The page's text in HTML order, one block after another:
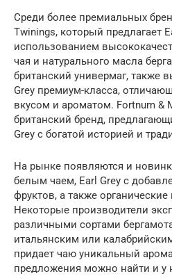
Среди более премиальных
Twinings, который предлагает
использованием
чая и натурального масла
британский универмаг, также
Grey премиум-класса,
вкусом и ароматом. Fortnum &
британский бренд,
Grey с богатой историей и
На рынке появляются и
белым чаем, Earl Grey с
фруктов, а также органические
Некоторые производители
различными сортами
итальянским или
придает чаю уникальный
предложения можно найти и у